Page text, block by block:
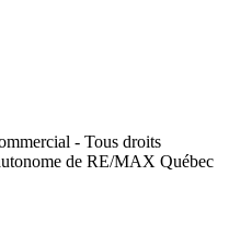
- Tous droits
de RE/MAX Québec